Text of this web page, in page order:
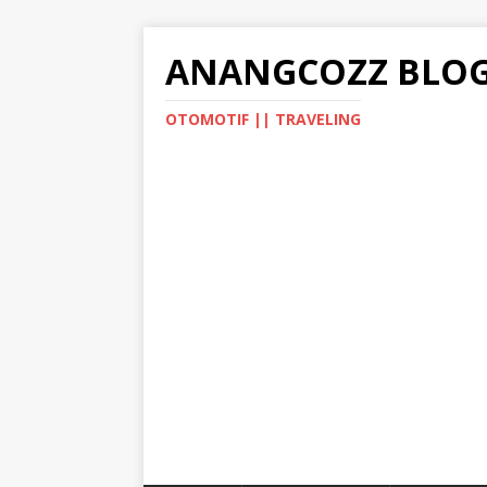
ANANGCOZZ
OTOMOTIF || TRAVELING